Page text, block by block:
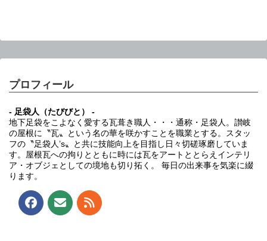
プロフィール
- 足袋人（たびびと） -
地下足袋をこよなく愛する瓦葺き職人・・・通称・足袋人。讃岐
の屋根に〝瓦〟という名の華を咲かすことを職業とする。スタッ
フの〝足袋人’s〟と共に技能向上を目指し日々切磋琢磨していま
す。屋根瓦への拘りとともに時には瓦をアートととらえインテリ
ア・オブジェとしての境地も切り拓く。 毎日の出来事を気楽に綴
ります。